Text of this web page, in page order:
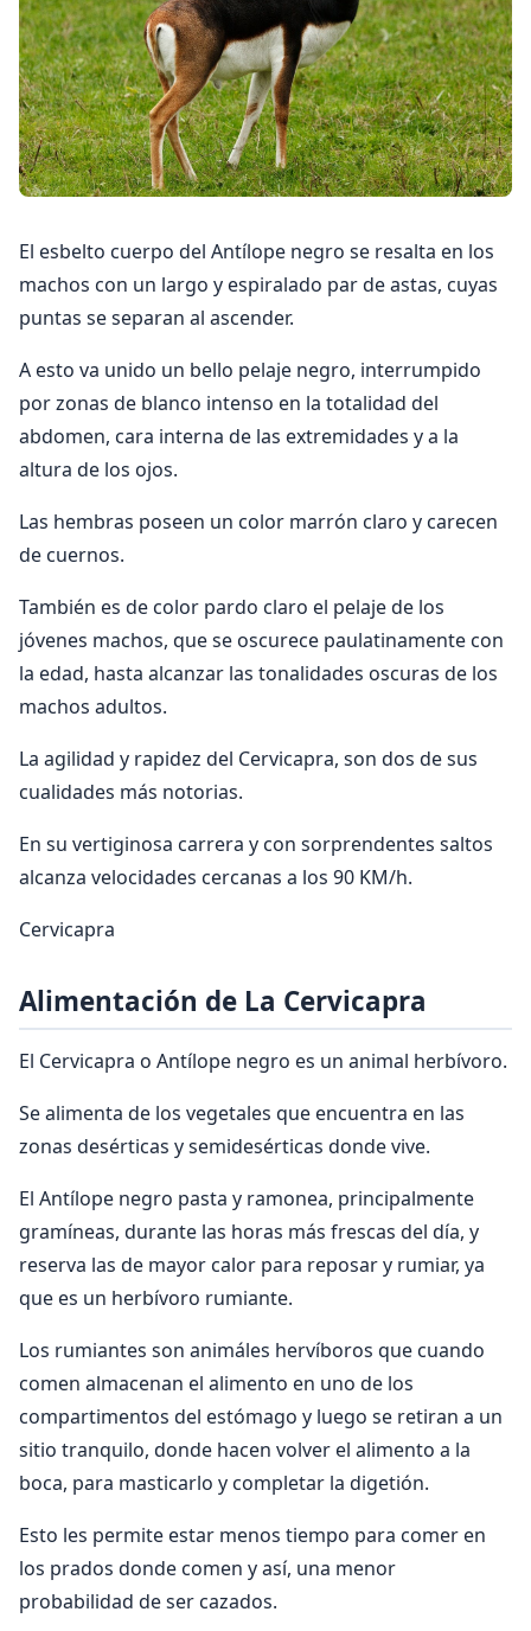
El esbelto cuerpo del Antílope negro se resalta en los
machos con un largo y espiralado par de astas, cuyas
puntas se separan al ascender.
A esto va unido un bello pelaje negro, interrumpido
por zonas de blanco intenso en la totalidad del
abdomen, cara interna de las extremidades y a la
altura de los ojos.
Las hembras poseen un color marrón claro y carecen
de cuernos.
También es de color pardo claro el pelaje de los
jóvenes machos, que se oscurece paulatinamente con
la edad, hasta alcanzar las tonalidades oscuras de los
machos adultos.
La agilidad y rapidez del Cervicapra, son dos de sus
cualidades más notorias.
En su vertiginosa carrera y con sorprendentes saltos
alcanza velocidades cercanas a los 90 KM/h.
Cervicapra
Alimentación de La Cervicapra
El Cervicapra o Antílope negro es un animal herbívoro.
Se alimenta de los vegetales que encuentra en las
zonas desérticas y semidesérticas donde vive.
El Antílope negro pasta y ramonea, principalmente
gramíneas, durante las horas más frescas del día, y
reserva las de mayor calor para reposar y rumiar, ya
que es un herbívoro rumiante.
Los rumiantes son animáles hervíboros que cuando
comen almacenan el alimento en uno de los
compartimentos del estómago y luego se retiran a un
sitio tranquilo, donde hacen volver el alimento a la
boca, para masticarlo y completar la digetión.
Esto les permite estar menos tiempo para comer en
los prados donde comen y así, una menor
probabilidad de ser cazados.